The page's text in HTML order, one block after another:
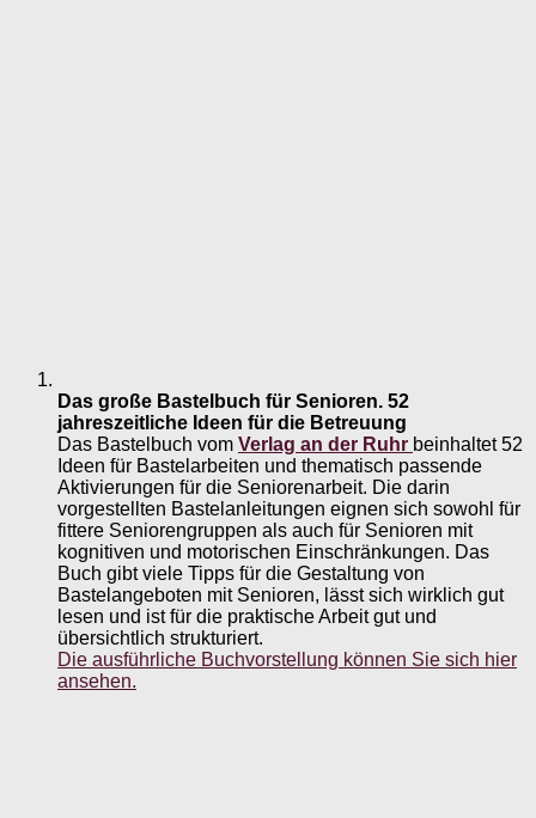
Das große Bastelbuch für Senioren. 52
jahreszeitliche Ideen für die Betreuung
Das Bastelbuch vom Verlag an der Ruhr beinhaltet 52
Ideen für Bastelarbeiten und thematisch passende
Aktivierungen für die Seniorenarbeit. Die darin
vorgestellten Bastelanleitungen eignen sich sowohl für
fittere Seniorengruppen als auch für Senioren mit
kognitiven und motorischen Einschränkungen. Das
Buch gibt viele Tipps für die Gestaltung von
Bastelangeboten mit Senioren, lässt sich wirklich gut
lesen und ist für die praktische Arbeit gut und
übersichtlich strukturiert.
Die ausführliche Buchvorstellung können Sie sich hier
ansehen.